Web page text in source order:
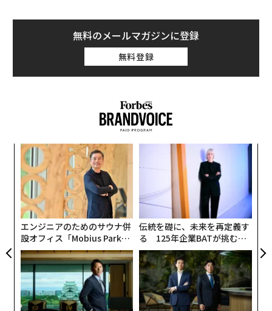
無料のメールマガジンに登録
無料登録
エンジニアのためのサウナ併
設オフィス「Mobius Park」
がオープン──タマディック
が健康経営を徹底する理由
伝統を礎に、未来を再定義す
る 125年企業BATが挑むス
モークレスな未来